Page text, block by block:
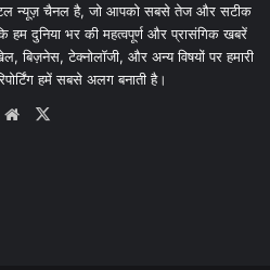
न्यूज़ चैनल है, जो आपको सबसे तेज और सटीक
हम दुनिया भर की महत्वपूर्ण और प्रासंगिक खबरें
बिज़नेस, टेक्नोलॉजी, और अन्य विषयों पर हमारी
हमें सबसे अलग बनाती है।
Website